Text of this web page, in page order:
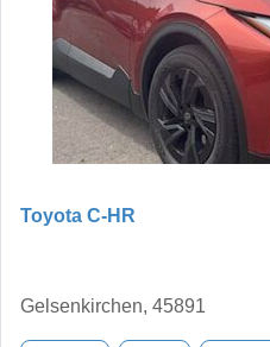
Toyota C-HR
Gelsenkirchen, 45891